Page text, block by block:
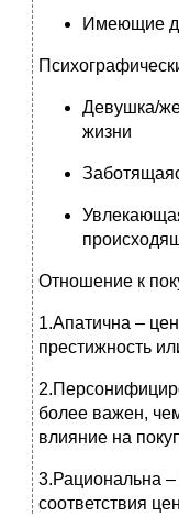
Имеющие
Девушка/
жизни
Отношение к
1.Апатична –
престижность
более важен,
влияние на
3.Рациональна –
соответствия